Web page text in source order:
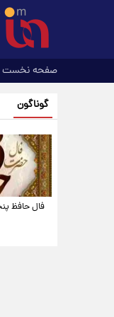
صفحه نخست
گوناگون